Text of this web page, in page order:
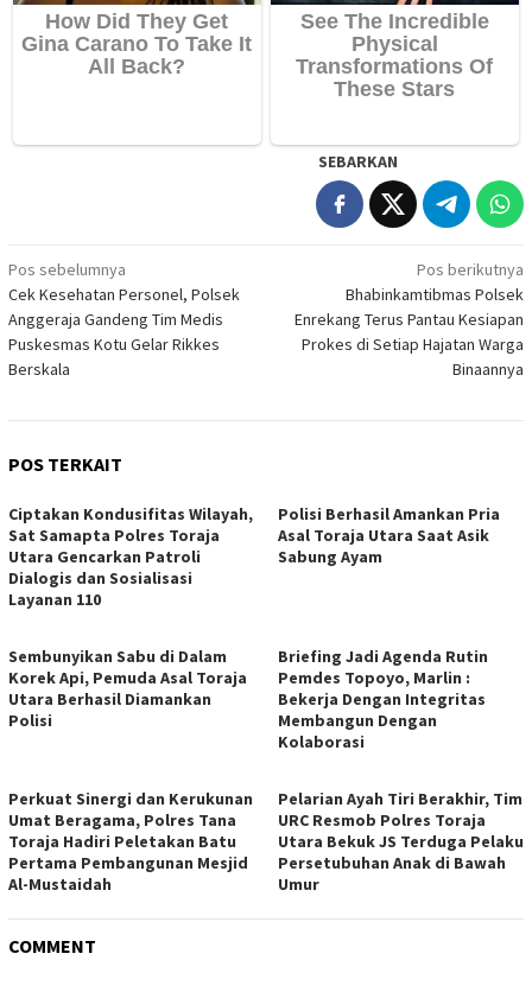
SEBARKAN
Navigasi
pos
Pos sebelumnya
Cek Kesehatan Personel, Polsek
Anggeraja Gandeng Tim Medis
Puskesmas Kotu Gelar Rikkes
Berskala
Pos berikutnya
Bhabinkamtibmas Polsek
Enrekang Terus Pantau Kesiapan
Prokes di Setiap Hajatan Warga
Binaannya
POS TERKAIT
Ciptakan Kondusifitas Wilayah,
Sat Samapta Polres Toraja
Utara Gencarkan Patroli
Dialogis dan Sosialisasi
Layanan 110
Polisi Berhasil Amankan Pria
Asal Toraja Utara Saat Asik
Sabung Ayam
Sembunyikan Sabu di Dalam
Korek Api, Pemuda Asal Toraja
Utara Berhasil Diamankan
Polisi
Briefing Jadi Agenda Rutin
Pemdes Topoyo, Marlin :
Bekerja Dengan Integritas
Membangun Dengan
Kolaborasi
Perkuat Sinergi dan Kerukunan
Umat Beragama, Polres Tana
Toraja Hadiri Peletakan Batu
Pertama Pembangunan Mesjid
Al-Mustaidah
Pelarian Ayah Tiri Berakhir, Tim
URC Resmob Polres Toraja
Utara Bekuk JS Terduga Pelaku
Persetubuhan Anak di Bawah
Umur
COMMENT